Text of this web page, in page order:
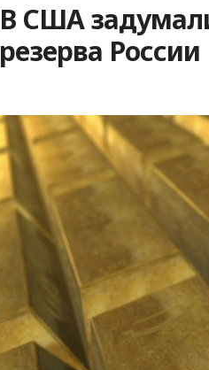
В США
резерва России